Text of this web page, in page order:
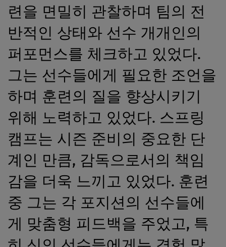
련을 면밀히 관찰하며 팀의 전
반적인 상태와 선수 개개인의
퍼포먼스를 체크하고 있었다.
그는 선수들에게 필요한 조언을
하며 훈련의 질을 향상시키기
위해 노력하고 있었다. 스프링
캠프는 시즌 준비의 중요한 단
계인 만큼, 감독으로서의 책임
감을 더욱 느끼고 있었다. 훈련
중 그는 각 포지션의 선수들에
게 맞춤형 피드백을 주었고, 특